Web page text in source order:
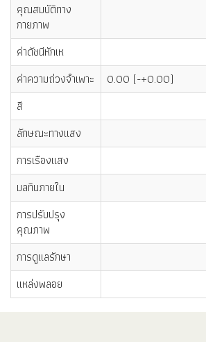
คุณสมบัติทาง
กายภาพ
ค่าดัชนีหักเห
ค่าความถ่วงจำเพาะ
0.00 (-+0.00)
สี
ลักษณะทางแสง
การเรืองแสง
มลทินภายใน
การปรับปรุง
คุณภาพ
การดูแลรักษา
แหล่งพลอย